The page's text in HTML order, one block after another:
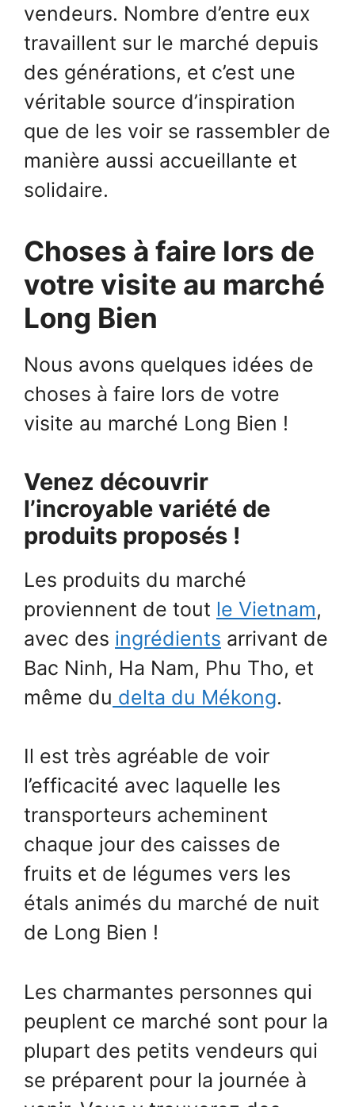
vendeurs. Nombre d’entre eux
travaillent sur le marché depuis
des générations, et c’est une
véritable source d’inspiration
que de les voir se rassembler de
manière aussi accueillante et
solidaire.
Choses à faire lors de
votre visite au marché
Long Bien
Nous avons quelques idées de
choses à faire lors de votre
visite au marché Long Bien !
Venez découvrir
l’incroyable variété de
produits proposés !
Les produits du marché
proviennent de tout le Vietnam,
avec des ingrédients arrivant de
Bac Ninh, Ha Nam, Phu Tho, et
même du delta du Mékong.
Il est très agréable de voir
l’efficacité avec laquelle les
transporteurs acheminent
chaque jour des caisses de
fruits et de légumes vers les
étals animés du marché de nuit
de Long Bien !
Les charmantes personnes qui
peuplent ce marché sont pour la
plupart des petits vendeurs qui
se préparent pour la journée à